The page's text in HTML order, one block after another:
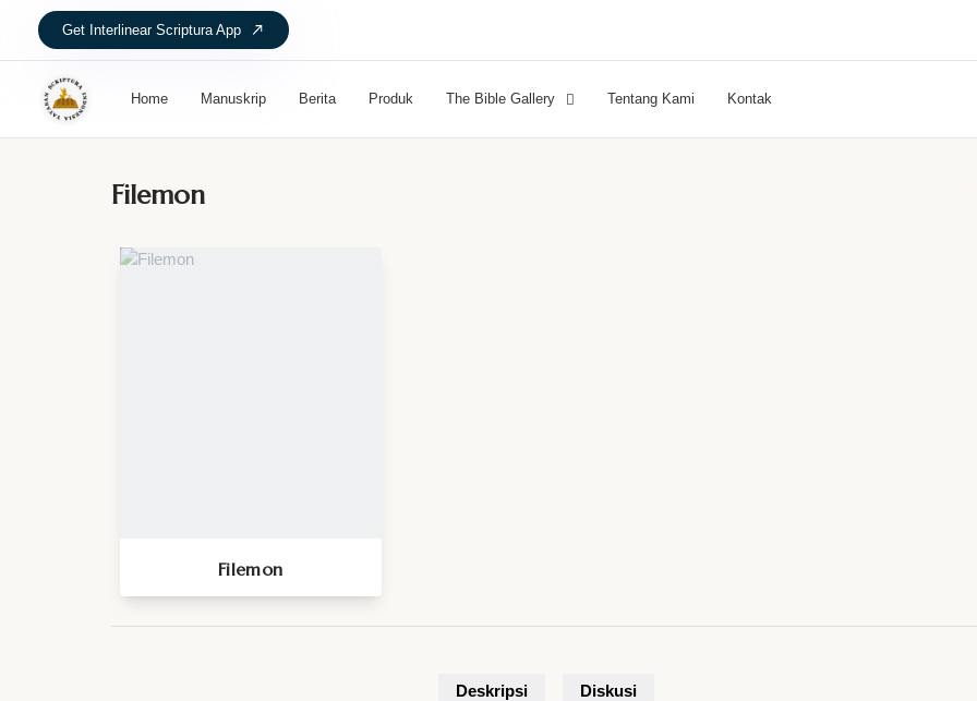
Get Interlinear Scriptura App
Home Manuskrip Berita Produk The Bible Gallery Tentang Kami Kontak
Filemon
Filemon
Deskripsi Diskusi